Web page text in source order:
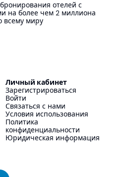
отелей с
на более чем 2 миллиона
всему миру
Личный кабинет
Зарегистрироваться
Войти
Связаться с нами
Условия использования
Политика
конфиденциальности
Юридическая информация